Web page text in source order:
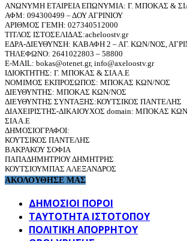
ΑΝΩΝΥΜΗ ΕΤΑΙΡΕΙΑ ΕΠΩΝΥΜΙΑ: Γ. ΜΠΟΚΑΣ &
ΑΦΜ: 094300499 – ΔΟΥ ΑΓΡΙΝΙΟΥ
ΑΡΙΘΜΟΣ ΓΕΜΗ: 027340512000
ΤΙΤΛΟΣ ΙΣΤΟΣΕΛΙΔΑΣ:acheloostv.gr
ΕΔΡΑ-ΔΙΕΥΘΥΝΣΗ: ΚΑΒΑΦΗ 2 – ΑΓ. ΚΩΝ/ΝΟΣ,
ΤΗΛΕΦΩΝΟ: 2641022803 – 58800
E-MAIL: bokas@otenet.gr, info@axeloostv.gr
ΙΔΙΟΚΤΗΤΗΣ: Γ. ΜΠΟΚΑΣ & ΣΙΑ Α.Ε
ΝΟΜΙΜΟΣ ΕΚΠΡΟΣΩΠΟΣ: ΜΠΟΚΑΣ ΚΩΝ/ΝΟΣ
ΔΙΕΥΘΥΝΤΗΣ: ΜΠΟΚΑΣ ΚΩΝ/ΝΟΣ
ΔΙΕΥΘΥΝΤΗΣ ΣΥΝΤΑΞΗΣ:ΚΟΥΤΣΙΚΟΣ ΠΑΝΤΕΛΗΣ
ΔΙΑΧΕΙΡΙΣΤΗΣ-ΔΙΚΑΙΟΥΧΟΣ domain: ΜΠΟΚΑΣ
ΣΙΑ Α.Ε
ΔΗΜΟΣΙΟΓΡΑΦΟΙ:
ΚΟΥΤΣΙΚΟΣ ΠΑΝΤΕΛΗΣ
ΒΑΚΡΑΚΟΥ ΣΟΦΙΑ
ΠΑΠΑΔΗΜΗΤΡΙΟΥ ΔΗΜΗΤΡΗΣ
ΚΟΥΤΣΙΟΥΜΠΑΣ ΑΛΕΞΑΝΔΡΟΣ
ΑΚΟΛΟΥΘΗΣΕ ΜΑΣ
ΔΗΜΟΣΙΟΙ ΠΟΡΟΙ
ΤΑΥΤΌΤΗΤΑ ΙΣΤΌΤΟΠΟΥ
ΠΟΛΙΤΙΚΉ ΑΠΟΡΡΉΤΟΥ